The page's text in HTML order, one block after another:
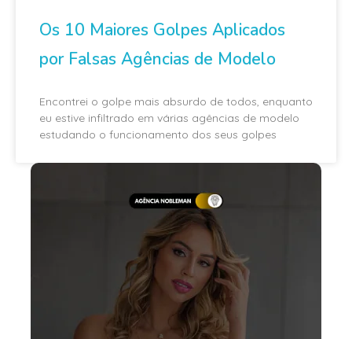
Os 10 Maiores Golpes Aplicados
por Falsas Agências de Modelo
Encontrei o golpe mais absurdo de todos, enquanto
eu estive infiltrado em várias agências de modelo
estudando o funcionamento dos seus golpes